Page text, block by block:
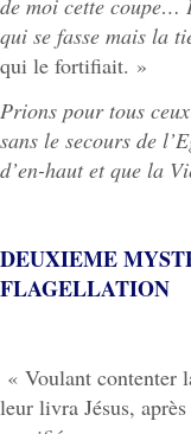
de moi cette coupe…
qui se fasse mais la
qui le fortifiait. »
Prions pour tous
sans le secours de
d’en-haut et que la
DEUXIEME
FLAGELLATION
« Voulant contenter
leur livra Jésus,